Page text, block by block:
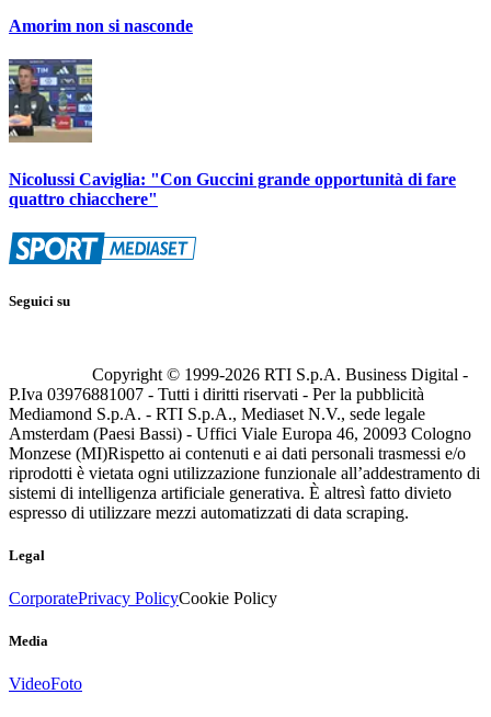
Amorim non si nasconde
Nicolussi Caviglia: "Con Guccini grande opportunità di fare
quattro chiacchere"
Seguici su
Copyright © 1999-2026 RTI S.p.A. Business Digital -
P.Iva 03976881007 - Tutti i diritti riservati - Per la pubblicità
Mediamond S.p.A. - RTI S.p.A., Mediaset N.V., sede legale
Amsterdam (Paesi Bassi) - Uffici Viale Europa 46, 20093 Cologno
Monzese (MI)Rispetto ai contenuti e ai dati personali trasmessi e/o
riprodotti è vietata ogni utilizzazione funzionale all’addestramento di
sistemi di intelligenza artificiale generativa. È altresì fatto divieto
espresso di utilizzare mezzi automatizzati di data scraping.
Legal
CorporatePrivacy PolicyCookie Policy
Media
VideoFoto